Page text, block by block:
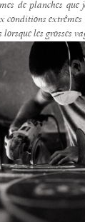
de planches
conditions extrêmes
lorsque les grosses